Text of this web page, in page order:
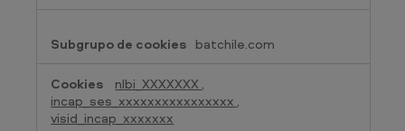
batchile.com
nlbi_XXXXXXX ,
incap_ses_xxxxxxxxxxxxxxxx ,
visid_incap_xxxxxxx